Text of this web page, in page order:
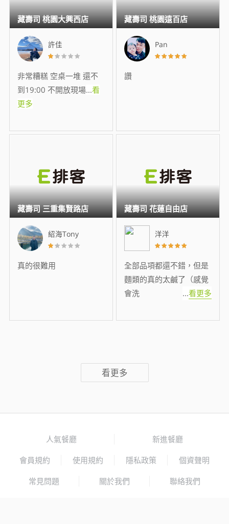
許佳
非常糟糕 空桌一堆 還不
到19:00 不開放現場...看
更多
藏壽司 桃園大興西店
Pan
讚
藏壽司 桃園遠百店
紹海Tony
真的很難用
藏壽司 三重集賢路店
洋洋
全部品項都還不錯，但是
麵類的真的太鹹了（感覺
會洗
...看更多
藏壽司 花蓮自由店
看更多
人氣餐廳 新進餐廳
會員規約 使用規約 隱私政策 個資聲明
常見問題 關於我們 聯絡我們